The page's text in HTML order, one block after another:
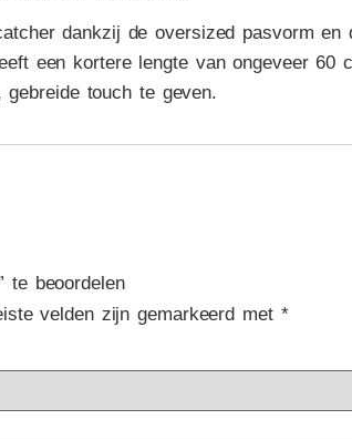
dankzij de oversized pasvorm en
een kortere lengte van ongeveer 60
touch te geven.
te beoordelen
velden zijn gemarkeerd met *